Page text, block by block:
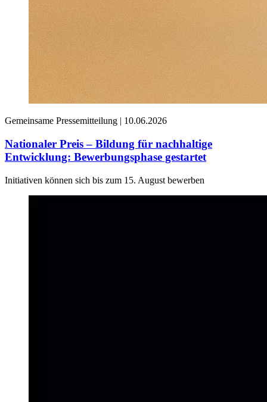
Gemeinsame Pressemitteilung | 10.06.2026
Nationaler Preis – Bildung für nachhaltige
Entwicklung: Bewerbungsphase gestartet
Initiativen können sich bis zum 15. August bewerben